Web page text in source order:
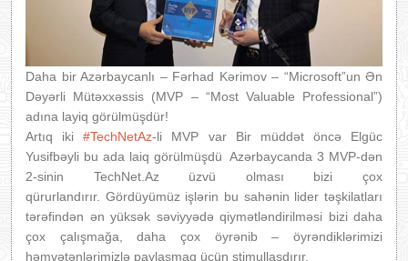
Daha bir Azərbaycanlı – Fərhad Kərimov – “Microsoft”un Ən
Dəyərli Mütəxxəssis (MVP – “Most Valuable Professional”)
adına layiq görülmüşdür!
Artıq iki#TechNetAz-li MVP var Bir müddət öncə Elgüc
Yusifbəyli bu ada laiq görülmüşdü Azərbaycanda 3 MVP-dən
2-sinin TechNet.Az üzvü olması bizi çox
qürurlandırır. Gördüyümüz işlərin bu sahənin lider təşkilatları
tərəfindən ən yüksək səviyyədə qiymətləndirilməsi bizi daha
çox çalışmağa, daha çox öyrənib – öyrəndiklərimizi
həmvətənlərimizlə paylaşmaq üçün stimullaşdırır.